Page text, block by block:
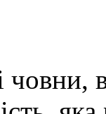
човни,